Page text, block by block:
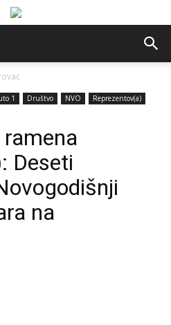
1 Društvo NVO
Reprezentov(a)
Deseti
na